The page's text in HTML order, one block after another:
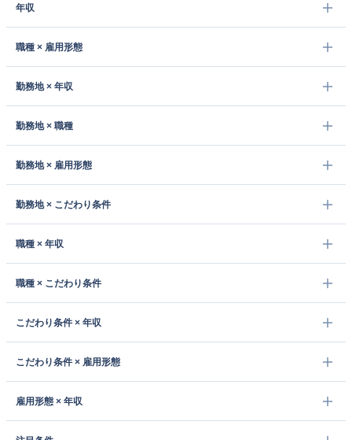
年収
職種 × 雇用形態
勤務地 × 年収
勤務地 × 職種
勤務地 × 雇用形態
勤務地 × こだわり条件
職種 × 年収
職種 × こだわり条件
こだわり条件 × 年収
こだわり条件 × 雇用形態
雇用形態 × 年収